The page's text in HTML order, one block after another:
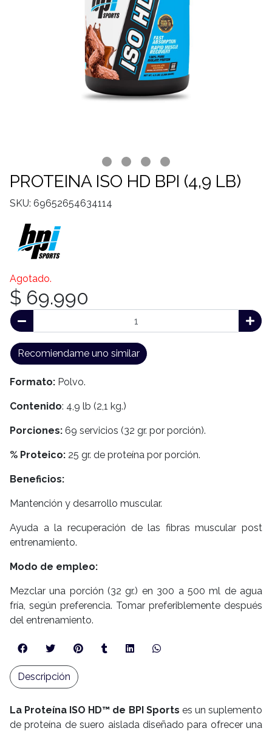
PROTEINA ISO HD BPI (4,9 LB)
SKU: 69652654634114
Agotado.
$ 69.990
Recomiendame uno similar
Formato: Polvo.
Contenido: 4,9 lb (2,1 kg.)
Porciones: 69 servicios (32 gr. por porción).
% Proteico: 25 gr. de proteína por porción.
Beneficios:
Mantención y desarrollo muscular.
Ayuda a la recuperación de las fibras muscular post
entrenamiento.
Modo de empleo:
Mezclar una porción (32 gr.) en 300 a 500 ml de agua
fría, según preferencia. Tomar preferiblemente después
del entrenamiento.
La Proteína ISO HD™ de BPI Sports es un suplemento
de proteína de suero aislada diseñado para ofrecer una
Descripción